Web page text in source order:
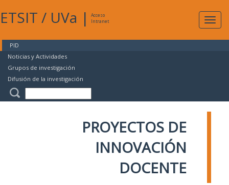
ETSIT / UVa |
Acceso
Intranet
PID
Noticias y Actividades
Grupos de investigación
Difusión de la investigación
PROYECTOS DE
INNOVACIÓN
DOCENTE